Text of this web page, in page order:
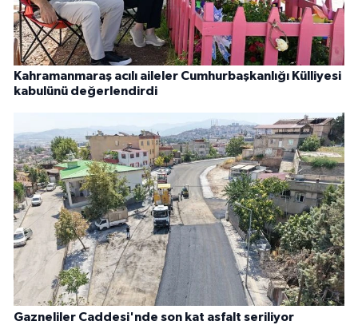
Kahramanmaraş acılı aileler Cumhurbaşkanlığı Külliyesi
kabulünü değerlendirdi
Gazneliler Caddesi'nde son kat asfalt seriliyor